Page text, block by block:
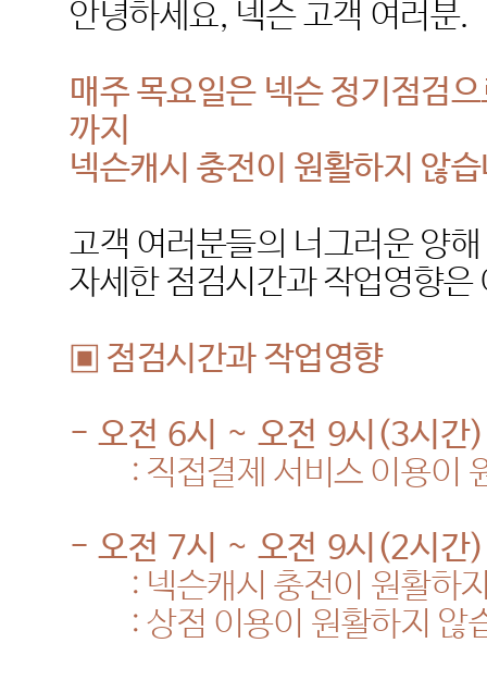
안녕하세요, 넥슨 고객 여러분.
매주 목요일은 넥슨 정기점검
까지
넥슨캐시 충전이 원활하지 않
고객 여러분들의 너그러운 양
자세한 점검시간과 작업영향
▣ 점검시간과 작업영향
-오전 6시 ~ 오전 9시 (3시간)
: 직접결제 서비스 이용이
-오전 7시 ~ 오전 9시 (2시간)
: 넥슨캐시 충전이 원활하
:상점 이용이 원활하지 않